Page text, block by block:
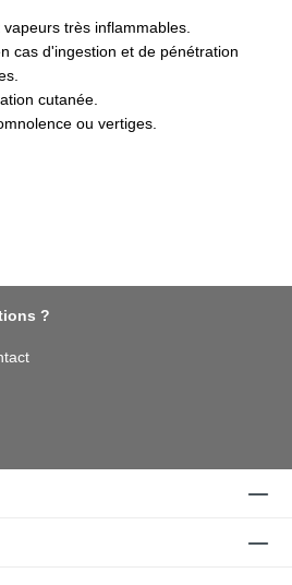
très inflammables.
cas d'ingestion et de pénétration
cutanée.
ou vertiges.
?